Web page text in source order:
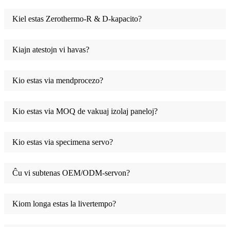
Kiel estas Zerothermo-R & D-kapacito?
Kiajn atestojn vi havas?
Kio estas via mendprocezo?
Kio estas via MOQ de vakuaj izolaj paneloj?
Kio estas via specimena servo?
Ĉu vi subtenas OEM/ODM-servon?
Kiom longa estas la livertempo?